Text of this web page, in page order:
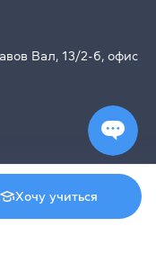
Вал, 13/2-б, офис
Хочу учиться